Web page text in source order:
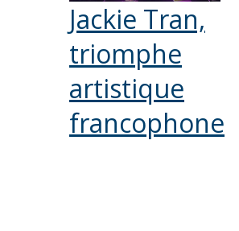
Jackie Tran,
triomphe
artistique
francophone